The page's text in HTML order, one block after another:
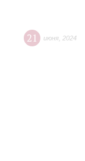
21 июня 2024